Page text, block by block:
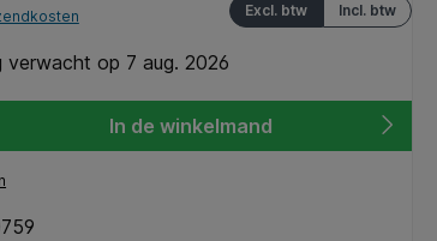
Incl. btw
Excl. btw
verwacht op 7 aug. 2026
In de winkelmand